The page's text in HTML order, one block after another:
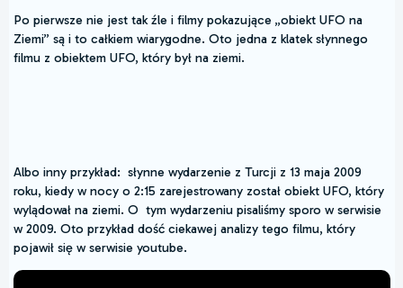
Po pierwsze nie jest tak źle i filmy pokazujące „obiekt UFO na
Ziemi” są i to całkiem wiarygodne. Oto jedna z klatek słynnego
filmu z obiektem UFO, który był na ziemi.
Albo inny przykład: słynne wydarzenie z Turcji z 13 maja 2009
roku, kiedy w nocy o 2:15 zarejestrowany został obiekt UFO, który
wylądował na ziemi. O tym wydarzeniu pisaliśmy sporo w serwisie
w 2009. Oto przykład dość ciekawej analizy tego filmu, który
pojawił się w serwisie youtube.